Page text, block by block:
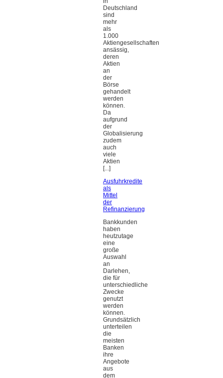
Deutschland
sind
mehr
als
1.000
Aktiengesellschaften
ansässig,
deren
Aktien
an
der
Börse
gehandelt
werden
können.
Da
aufgrund
der
Globalisierung
zudem
auch
viele
Aktien
[...]
Ausfuhrkredite
als
Mittel
der
Refinanzierung
Bankkunden
haben
heutzutage
eine
große
Auswahl
an
Darlehen,
die für
unterschiedliche
Zwecke
genutzt
werden
können.
Grundsätzlich
unterteilen
die
meisten
Banken
ihre
Angebote
aus
dem